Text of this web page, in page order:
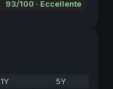
93/100 · Eccellente
1Y 5Y